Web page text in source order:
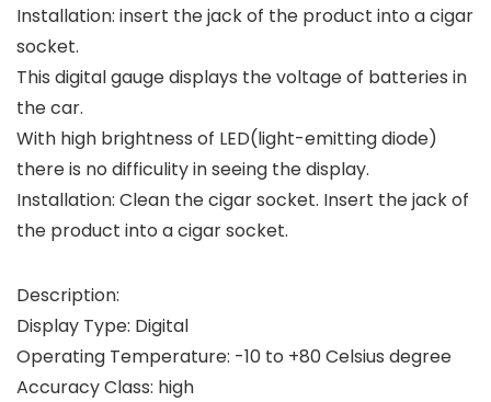
Installation: insert the jack of the product into a cigar
socket.
This digital gauge displays the voltage of batteries in
the car.
With high brightness of LED(light-emitting diode)
there is no difficulity in seeing the display.
Installation: Clean the cigar socket. Insert the jack of
the product into a cigar socket.
Description:
Display Type: Digital
Operating Temperature: -10 to +80 Celsius degree
Accuracy Class: high